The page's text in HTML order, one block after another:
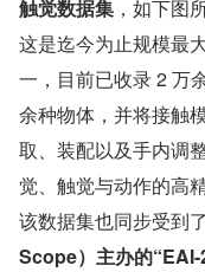
触觉数据集 ，如下图
这是迄今为止规模最
一，目前已收录 2 万
余种物体，并将接触
取、装配以及手内调
觉、触觉与动作的高
该数据集也同步受到
Scope）主办的